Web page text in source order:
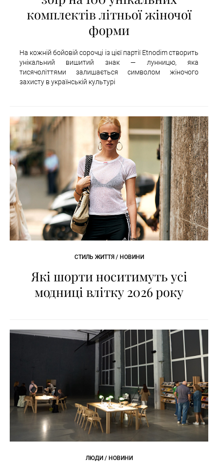
комплектів літньої жіночої
форми
На кожній бойовій сорочці із цієї партії Etnodim створить
унікальний вишитий знак — лунницю, яка
тисячоліттями залишається символом жіночого
захисту в українській культурі
СТИЛЬ ЖИТТЯ / НОВИНИ
Які шорти носитимуть усі
модниці влітку 2026 року
ЛЮДИ / НОВИНИ